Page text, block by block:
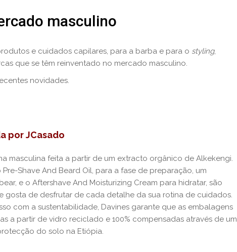
masculino
e cuidados capilares, para a barba e para o styling,
que se têm reinventado no mercado masculino.
novidades.
por JCasado
masculina feita a partir de um extracto orgânico de Alkekengi.
Shave And Beard Oil, para a fase de preparação, um
e o Aftershave And Moisturizing Cream para hidratar, são
gosta de desfrutar de cada detalhe da sua rotina de cuidados.
com a sustentabilidade, Davines garante que as embalagens
a partir de vidro reciclado e 100% compensadas através de um
do solo na Etiópia.